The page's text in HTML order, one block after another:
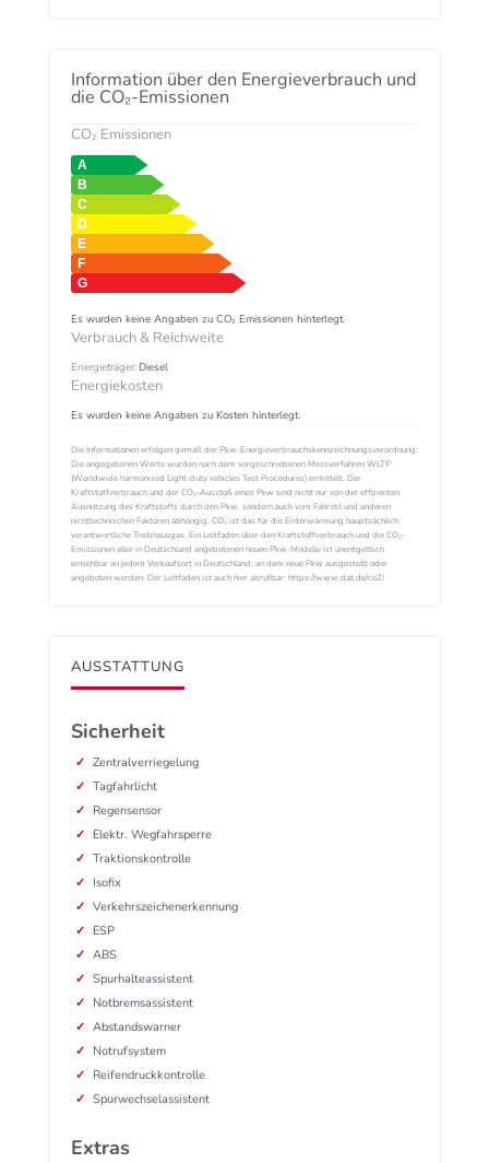
Information über den Energieverbrauch und
die CO₂-Emissionen
CO₂ Emissionen
Es wurden keine Angaben zu CO₂ Emissionen hinterlegt.
Verbrauch & Reichweite
Energieträger:Diesel
Energiekosten
Es wurden keine Angaben zu Kosten hinterlegt.
Die Informationen erfolgen gemäß der Pkw-Energieverbrauchskennzeichnungsverordnung.
Die angegebenen Werte wurden nach dem vorgeschriebenen Messverfahren WLTP
(Worldwide harmonised Light-duty vehicles Test Procedures) ermittelt. Der
Kraftstoffverbrauch und der CO₂-Ausstoß eines Pkw sind nicht nur von der effizienten
Ausnutzung des Kraftstoffs durch den Pkw, sondern auch vom Fahrstil und anderen
nichttechnischen Faktoren abhängig. CO₂ ist das für die Erderwärmung hauptsächlich
verantwortliche Treibhausgas. Ein Leitfaden über den Kraftstoffverbrauch und die CO₂-
Emissionen aller in Deutschland angebotenen neuen Pkw-Modelle ist unentgeltlich
einsehbar an jedem Verkaufsort in Deutschland, an dem neue Pkw ausgestellt oder
angeboten werden. Der Leitfaden ist auch hier abrufbar: https://www.dat.de/co2/
AUSSTATTUNG
Sicherheit
Zentralverriegelung
Tagfahrlicht
Regensensor
Elektr. Wegfahrsperre
Traktionskontrolle
Isofix
Verkehrszeichenerkennung
ESP
ABS
Spurhalteassistent
Notbremsassistent
Abstandswarner
Notrufsystem
Reifendruckkontrolle
Spurwechselassistent
Extras